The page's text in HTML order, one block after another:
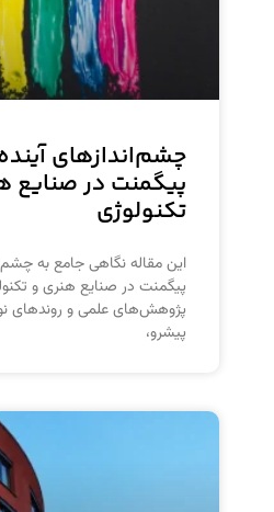
چشم‌اندازهای
پیگمنت در صنایع
تکنولوژی
این مقاله نگاهی جامع به
پیگمنت در صنایع هنری و
پژوهش‌های علمی و روندهای
پیشرو،